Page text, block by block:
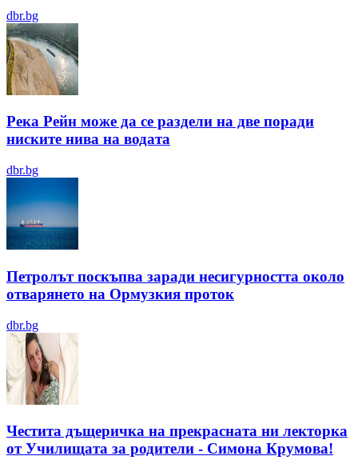
dbr.bg
Река Рейн може да се раздели на две поради
ниските нива на водата
dbr.bg
Петролът поскъпва заради несигурността около
отварянето на Ормузкия проток
dbr.bg
Честита дъщеричка на прекрасната ни лекторка
от Училищата за родители - Симона Крумова!